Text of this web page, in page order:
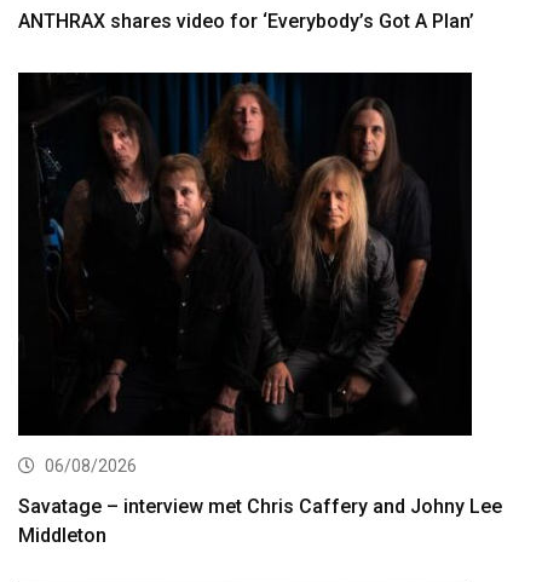
ANTHRAX shares video for ‘Everybody’s Got A Plan’
06/08/2026
Savatage – interview met Chris Caffery and Johny Lee
Middleton